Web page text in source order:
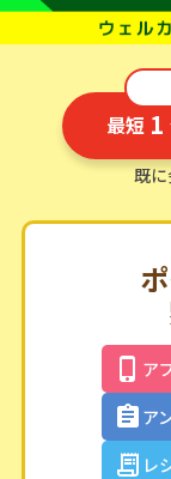
最短 1
既
ア
ア
レ